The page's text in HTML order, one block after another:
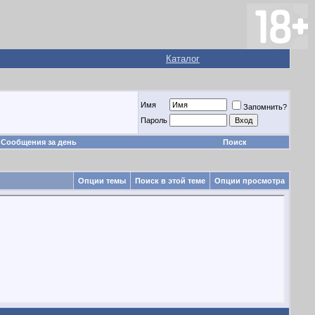
Каталог
Имя
Запомнить?
Пароль
Сообщения за день Поиск
Опции темы Поиск в этой теме Опции просмотра